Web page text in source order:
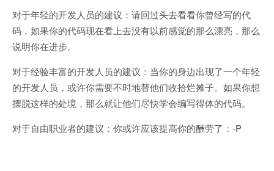
对于年轻的开发人员的建议：请回过头去看看你曾经写的代
码，如果你的代码现在看上去没有以前感觉的那么漂亮，那么
说明你在进步。
对于经验丰富的开发人员的建议：当你的身边出现了一个年轻
的开发人员，或许你需要不时地替他们收拾烂摊子。如果你想
摆脱这样的处境，那么就让他们尽快学会编写得体的代码。
对于自由职业者的建议：你或许应该提高你的酬劳了：-P